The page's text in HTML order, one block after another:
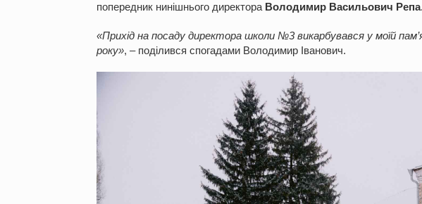
попередник нинішнього директора Володимир Васильович Репа.
«Прихід на посаду директора школи №3 викарбувався у моїй
року», – поділився спогадами Володимир Іванович.